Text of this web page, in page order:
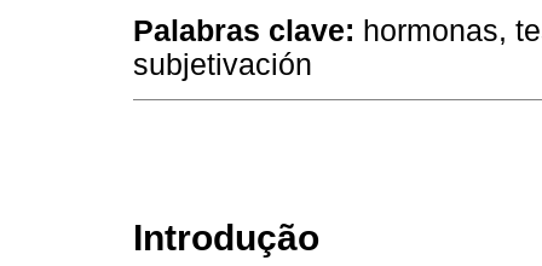
Palabras clave: hormonas,
subjetivación
Introdução